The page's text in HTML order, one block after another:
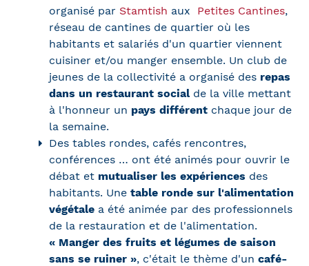
organisé par Stamtish aux Petites Cantines,
réseau de cantines de quartier où les
habitants et salariés d'un quartier viennent
cuisiner et/ou manger ensemble. Un club de
jeunes de la collectivité a organisé des repas
dans un restaurant socialde la ville mettant
à l'honneur un pays différent chaque jour de
la semaine.
Des tables rondes, cafés rencontres,
conférences … ont été animés pour ouvrir le
débat et mutualiser les expériences des
habitants. Une table ronde sur l'alimentation
végétale a été animée par des professionnels
de la restauration et de l'alimentation.
« Manger des fruits et légumes de saison
sans se ruiner », c'était le thème d'un café-